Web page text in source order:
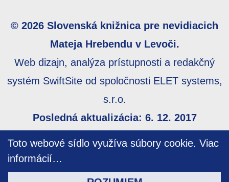
Toto webové sídlo využíva súbory cookie. Viac
informácií…
© 2026 Slovenská knižnica pre nevidiacich
Mateja Hrebendu v Levoči.
Web dizajn, analýza prístupnosti a redakčný
systém SwiftSite od spoločnosti ELET systems,
s.r.o.
Posledná aktualizácia: 6. 12. 2017
prístupnosti